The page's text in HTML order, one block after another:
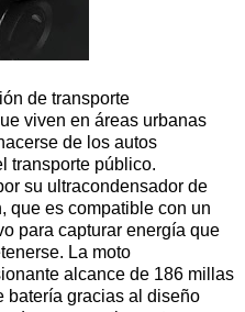
de transporte
viven en áreas urbanas
de los autos
transporte público.
su ultracondensador de
que es compatible con un
para capturar energía que
La moto
alcance de 186 millas
batería gracias al diseño